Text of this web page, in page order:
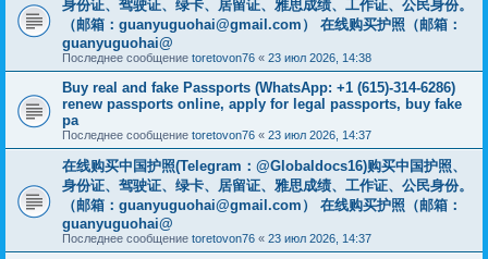
身份证、驾驶证、绿卡、居留证、雅思成绩、工作证、公民身份。
（邮箱： guanyuguohai@gmail.com ） 在线购买护照（邮箱：
guanyuguohai@
Последнее сообщение toretovon76 « 23 июл 2026, 14:38
Buy real and fake Passports (WhatsApp: +1 (615)-314-6286)
renew passports online, apply for legal passports, buy fake
pa
Последнее сообщение toretovon76 « 23 июл 2026, 14:37
在线购买中国护照(Telegram：@Globaldocs16)购买中国护照、
身份证、驾驶证、绿卡、居留证、雅思成绩、工作证、公民身份。
（邮箱： guanyuguohai@gmail.com ） 在线购买护照（邮箱：
guanyuguohai@
Последнее сообщение toretovon76 « 23 июл 2026, 14:37